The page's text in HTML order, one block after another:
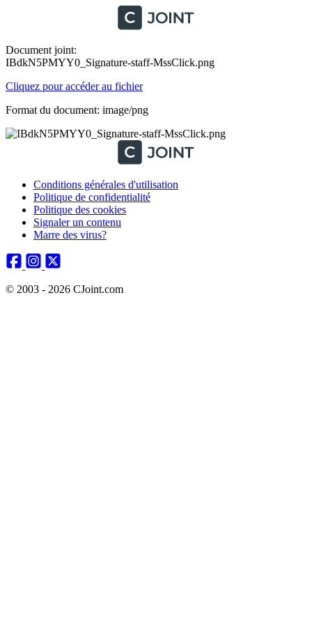
Document joint:
IBdkN5PMYY0_Signature-staff-MssClick.png
Cliquez pour accéder au fichier
Format du document: image/png
Conditions générales d'utilisation
Politique de confidentialité
Politique des cookies
Signaler un contenu
Marre des virus?
© 2003 - 2026 CJoint.com